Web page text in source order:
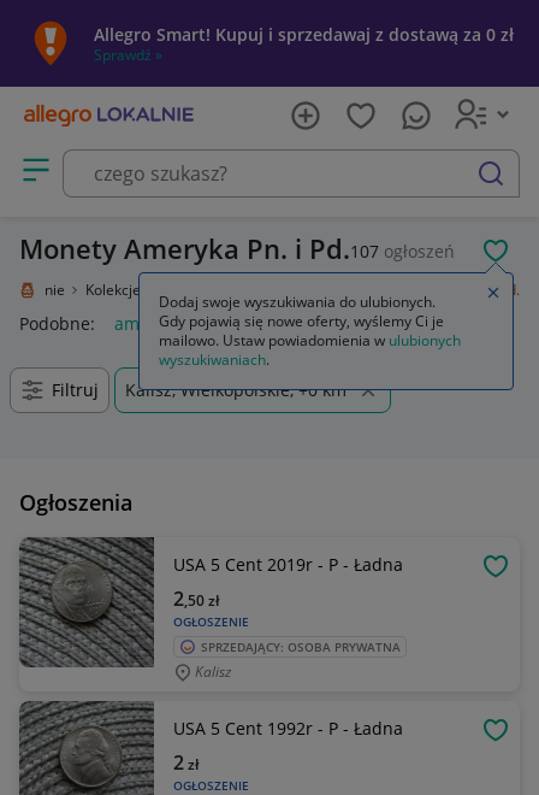
Allegro Smart! Kupuj i sprzedawaj z dostawą za 0 zł
Sprawdź »
Otwórz menu z kategoriami
szukaj
Monety Ameryka Pn. i Pd.107 ogłoszeń
Lokalnie Kolekcje i sztuka Ameryka Pn. i Pd.
Podobne: ameryka pn i pd
Filtruj Kalisz, Wielkopolskie, +0 km
Ogłoszenia
USA 5 Cent 2019r - P - Ładna
OGŁOSZENIE
2,50zł
SPRZEDAJĄCY: OSOBA PRYWATNA
Kalisz
USA 5 Cent 1992r - P - Ładna
OGŁOSZENIE
2zł
Dodaj swoje wyszukiwania do ulubionych.
Gdy pojawią się nowe oferty, wyślemy Ci je
mailowo. Ustaw powiadomienia w ulubionych
wyszukiwaniach.